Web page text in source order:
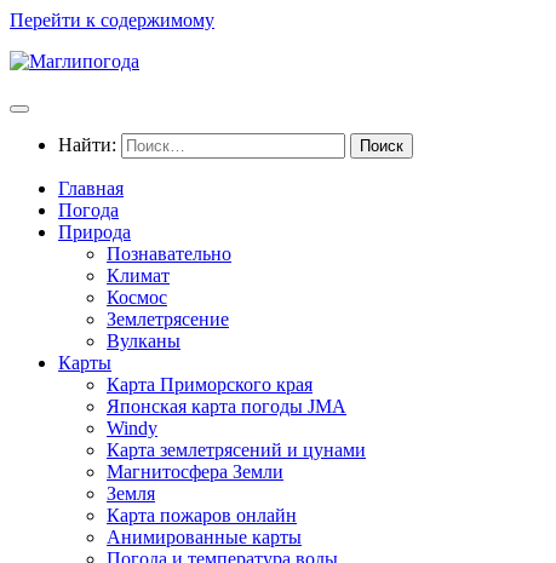
Перейти к содержимому
Найти:
Главная
Погода
Природа
Познавательно
Климат
Космос
Землетрясение
Вулканы
Карты
Карта Приморского края
Японская карта погоды JMA
Windy
Карта землетрясений и цунами
Магнитосфера Земли
Земля
Карта пожаров онлайн
Анимированные карты
Погода и температура воды